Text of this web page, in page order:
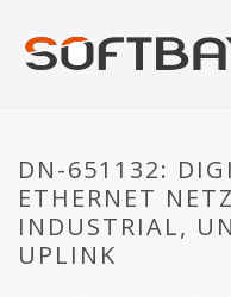
DN-651132:
ETHERNET
INDUSTRIAL,
UPLINK